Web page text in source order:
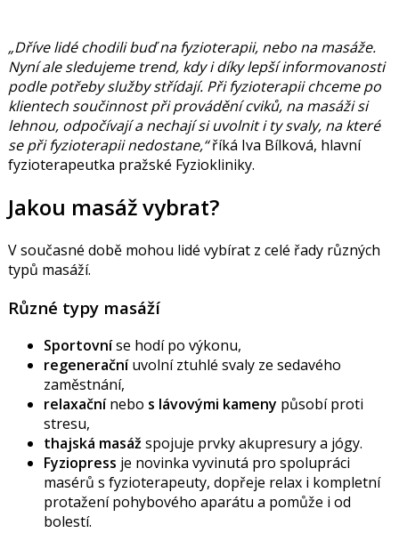
„Dříve lidé chodili buď na fyzioterapii, nebo na masáže.
Nyní ale sledujeme trend, kdy i díky lepší informovanosti
podle potřeby služby střídají. Při fyzioterapii chceme po
klientech součinnost při provádění cviků, na masáži si
lehnou, odpočívají a nechají si uvolnit i ty svaly, na které
se při fyzioterapii nedostane,“říká Iva Bílková, hlavní
fyzioterapeutka pražské Fyziokliniky.
Jakou masáž vybrat?
V současné době mohou lidé vybírat z celé řady různých
typů masáží.
Různé typy masáží
Sportovníse hodí po výkonu,
regeneračníuvolní ztuhlé svaly ze sedavého
zaměstnání,
relaxačnínebo s lávovými kameny působí proti
stresu,
thajská masážspojuje prvky akupresury a jógy.
Fyziopress je novinka vyvinutá pro spolupráci
masérů s fyzioterapeuty, dopřeje relax i kompletní
protažení pohybového aparátu a pomůže i od
bolestí.